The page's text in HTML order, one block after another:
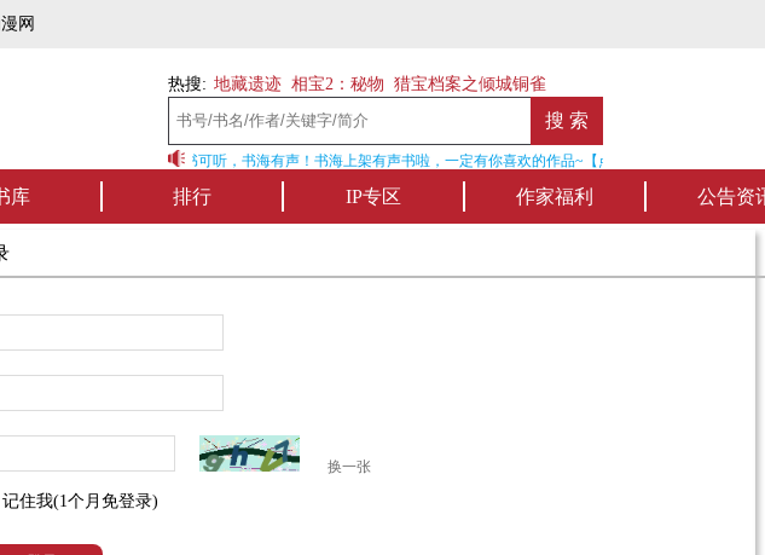
网
热搜: 地藏遗迹 相宝2：秘物 猎宝档案之倾城铜雀
书海听书——好书可听，书海有声！书海上架有声书啦，一定有你喜欢的作品~【点我收听】
库 排行 IP专区 作家福利 公告资
换一张
记住我(1个月免登录)